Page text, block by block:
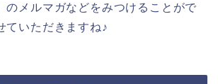
のメルマガなどをみつけることがで
ていただきますね♪